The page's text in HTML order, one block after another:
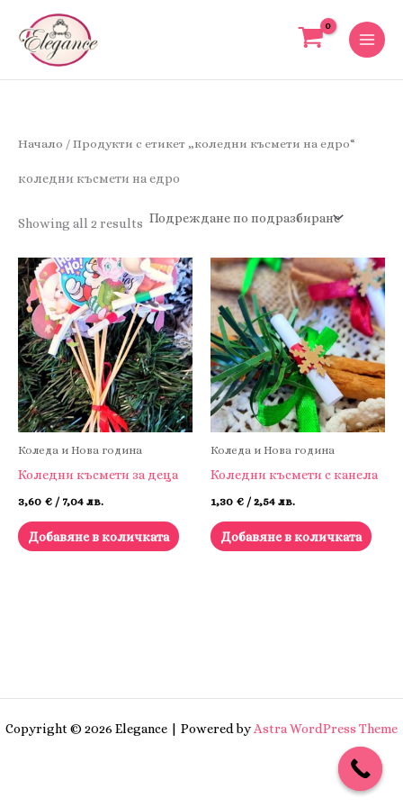
content
Начало / Продукти с етикет „коледни късмети на едро“
коледни късмети на едро
Showing all 2 results
Коледа и Нова година
Коледни късмети за деца
3,60 € / 7,04 лв.
Добавяне в количката
Коледа и Нова година
Коледни късмети с канела
1,30 € / 2,54 лв.
Добавяне в количката
Copyright © 2026 Elegance | Powered byAstra WordPress Theme